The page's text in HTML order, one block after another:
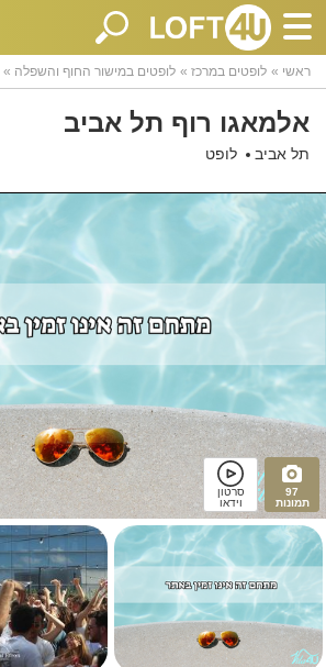
ראשי לופטים במרכז לופטים במישור החוף והשפלה
אלמאגו רוף תל אביב
תל אביב לופט
97
תמונות
סרטון
וידאו